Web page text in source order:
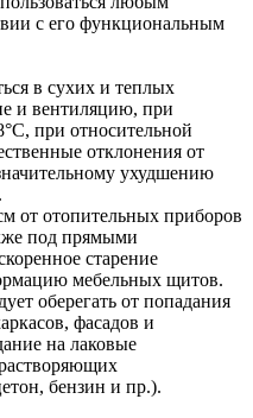
с его функциональным
в сухих и теплых
и вентиляцию, при
при относительной
отклонения от
ухудшению
от отопительных приборов
под прямыми
старение
мебельных щитов.
оберегать от попадания
фасадов и
на лаковые
бензин и пр.).